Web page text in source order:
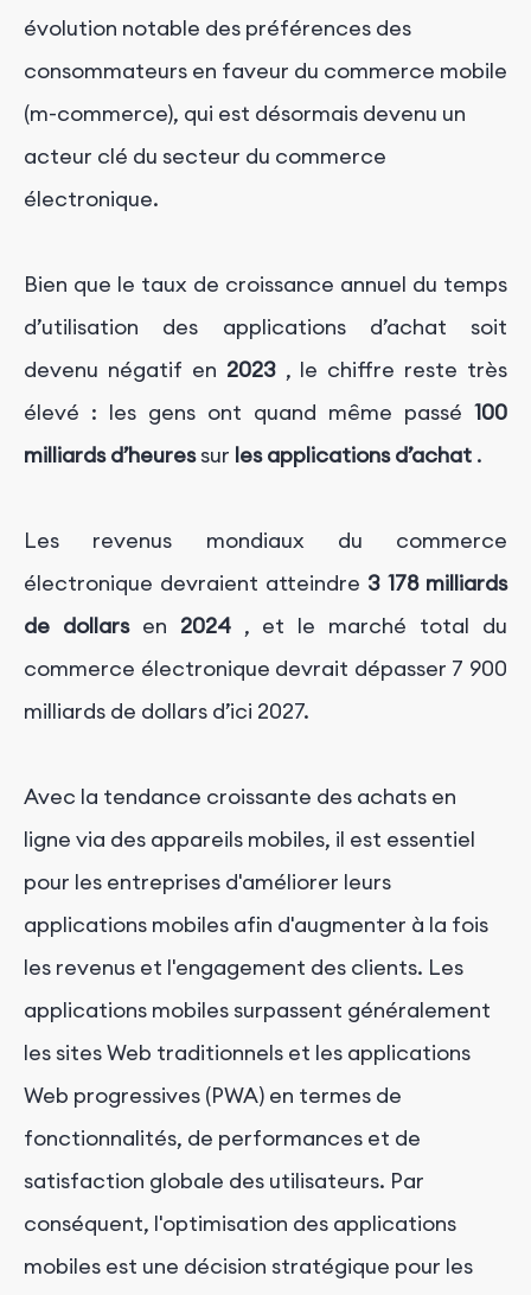
évolution notable des préférences des
consommateurs en faveur du commerce mobile
(m-commerce), qui est désormais devenu un
acteur clé du secteur du commerce
électronique.
Bien que le taux de croissance annuel du temps
d’utilisation des applications d’achat soit
devenu négatif en 2023, le chiffre reste très
élevé : les gens ont quand même passé 100
milliards d’heuressur les applications d’achat .
Les revenus mondiaux du commerce
électronique devraient atteindre 3 178 milliards
de dollarsen 2024, et le marché total du
commerce électronique devrait dépasser 7 900
milliards de dollars d’ici 2027.
Avec la tendance croissante des achats en
ligne via des appareils mobiles, il est essentiel
pour les entreprises d'améliorer leurs
applications mobiles afin d'augmenter à la fois
les revenus et l'engagement des clients. Les
applications mobiles surpassent généralement
les sites Web traditionnels et les applications
Web progressives (PWA) en termes de
fonctionnalités, de performances et de
satisfaction globale des utilisateurs. Par
conséquent, l'optimisation des applications
mobiles est une décision stratégique pour les